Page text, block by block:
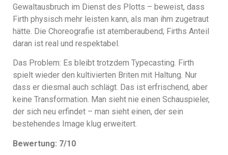
Gewaltausbruch im Dienst des Plotts – beweist, dass
Firth physisch mehr leisten kann, als man ihm zugetraut
hätte. Die Choreografie ist atemberaubend; Firths Anteil
daran ist real und respektabel.
Das Problem: Es bleibt trotzdem Typecasting. Firth
spielt wieder den kultivierten Briten mit Haltung. Nur
dass er diesmal auch schlägt. Das ist erfrischend, aber
keine Transformation. Man sieht nie einen Schauspieler,
der sich neu erfindet – man sieht einen, der sein
bestehendes Image klug erweitert.
Bewertung: 7/10